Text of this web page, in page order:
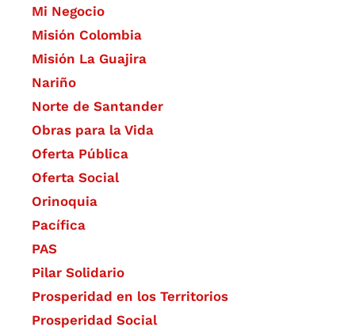
Mi Negocio
Misión Colombia
Misión La Guajira
Nariño
Norte de Santander
Obras para la Vida
Oferta Pública
Oferta Social​​
Orinoquia
Pacífica
PAS
Pilar Solidario
Prosperidad en los Territorios
Prosperidad Social